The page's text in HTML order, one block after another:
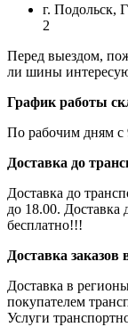
г. Подольск,
2
Перед выездом,
ли шины
График работы
По рабочим дням с
Доставка до
Доставка до
до 18.00. Доставка
бесплатно!!!
Доставка заказов
Доставка в
покупателем
Услуги